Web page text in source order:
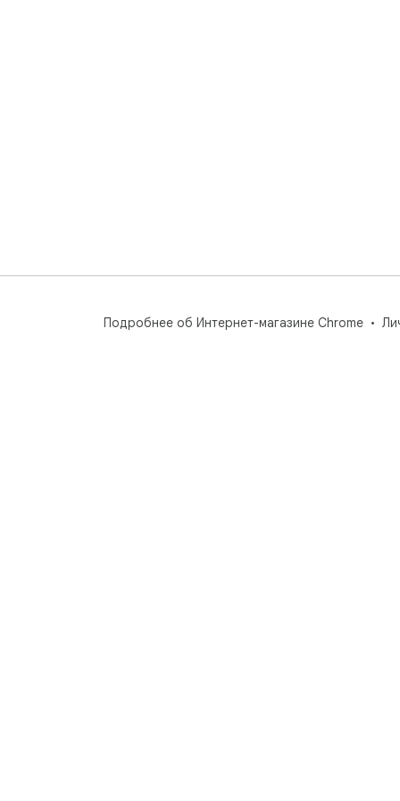
Подробнее об Интернет-магазине Chrome